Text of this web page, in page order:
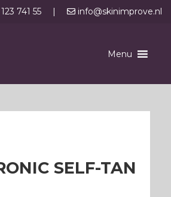
741 55 | info@skinimprove.nl
Menu
SELF-TAN